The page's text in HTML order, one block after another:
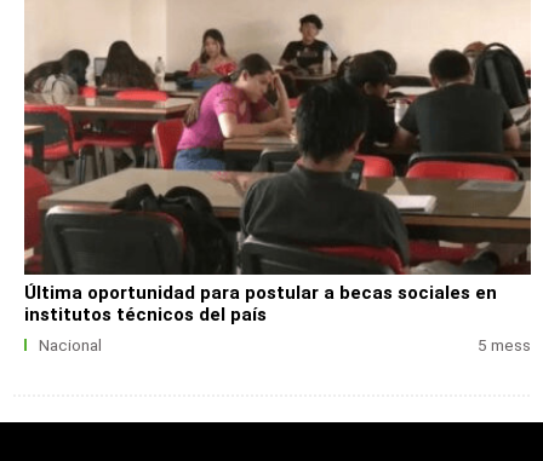
Última oportunidad para postular a becas sociales en
institutos técnicos del país
Nacional 5 mess